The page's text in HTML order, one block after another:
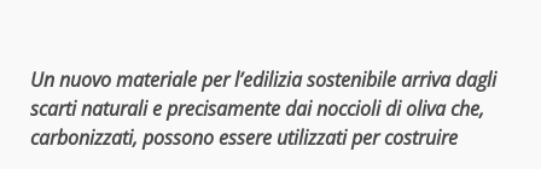
Un nuovo materiale per l’edilizia sostenibile arriva dagli
scarti naturali e precisamente dai noccioli di oliva che,
carbonizzati, possono essere utilizzati per costruire